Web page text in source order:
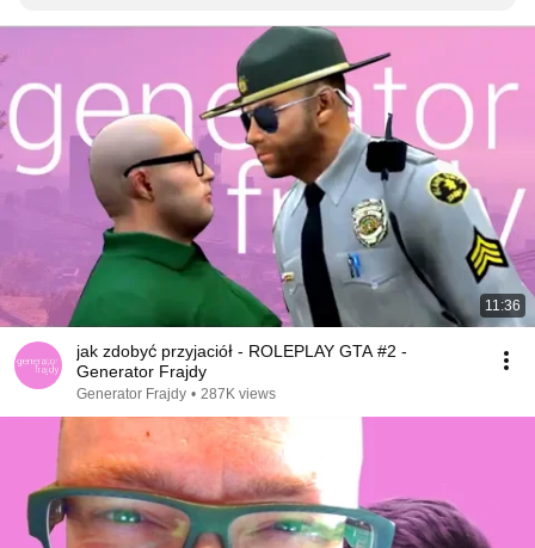
11:36
jak zdobyć przyjaciół - ROLEPLAY GTA #2 -
Generator Frajdy
Generator Frajdy • 287K views